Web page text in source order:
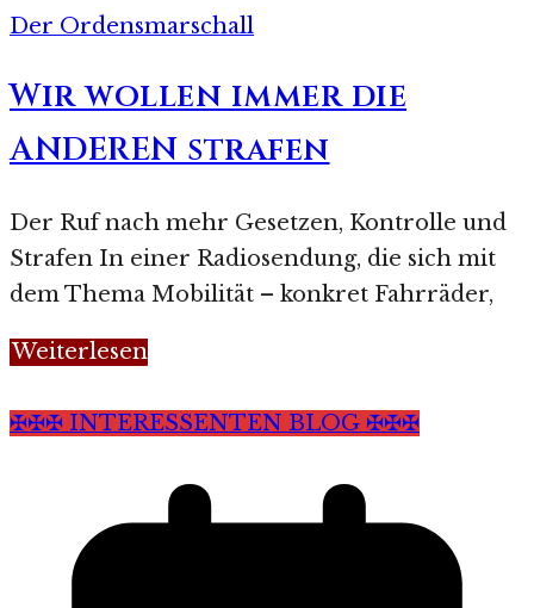
Der Ordensmarschall
Wir wollen immer die
ANDEREN strafen
Der Ruf nach mehr Gesetzen, Kontrolle und
Strafen In einer Radiosendung, die sich mit
dem Thema Mobilität – konkret Fahrräder,
Weiterlesen
✠✠✠ INTERESSENTEN BLOG ✠✠✠